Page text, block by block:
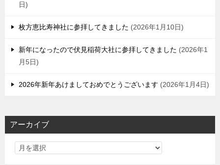
日
枚方恵比寿神社に参拝してきました 2026年1月10日
新年になったので伏見稲荷大社に参拝してきました
2026年1
月5日
2026年新年あけましておめでとうございます 2026年1月4日
アーカイブ